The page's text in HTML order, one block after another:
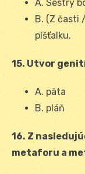
A. Sestry
B. (Z časti
píšťalku.
15. Utvor
A. päta
B. pláň
16. Z
metaforu a